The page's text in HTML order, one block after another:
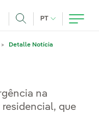
PT IDIOMA ATUAL,
Detalle Notícia
na
que